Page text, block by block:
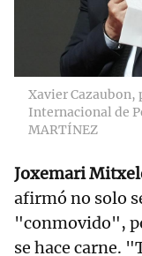
Xavier Cazaubon,
Internacional de
MARTÍNEZ
Joxemari
afirmó no solo
"conmovido",
se hace carne.